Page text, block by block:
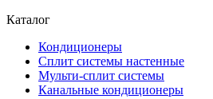
Каталог
Кондиционеры
Сплит системы настенные
Мульти-сплит системы
Канальные кондиционеры